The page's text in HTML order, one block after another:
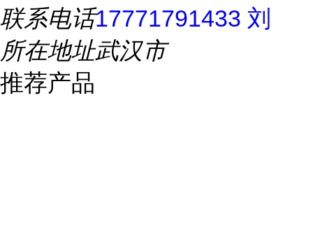
联系电话17771791433 刘
所在地址武汉市
推荐产品